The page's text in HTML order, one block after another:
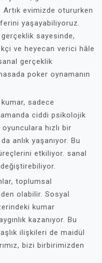
evimizde otururken
yaşayabiliyoruz.
sayesinde,
ve heyecan verici hâle
gerçeklik
poker oynamanın
sadece
ciddi psikolojik
oyunculara hızlı bir
anlık yaşanıyor. Bu
etkiliyor. sanal
değiştirebiliyor.
toplumsal
olabilir. Sosyal
kumar
kazanıyor. Bu
ilişkileri de maidül
bizi birbirimizden